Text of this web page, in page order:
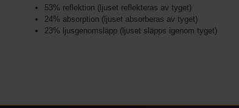
53% reflektion (ljuset reflekteras av tyget)
24% absorption (ljuset absorberas av tyget)
23% ljusgenomsläpp (ljuset släpps igenom tyget)